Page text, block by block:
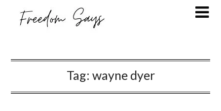
Tag: wayne dyer